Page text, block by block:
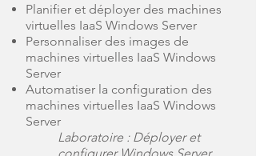
Planifier et déployer des machines
virtuelles IaaS Windows Server
Personnaliser des images de
machines virtuelles IaaS Windows
Server
Automatiser la configuration des
machines virtuelles IaaS Windows
Server
Laboratoire : Déployer et